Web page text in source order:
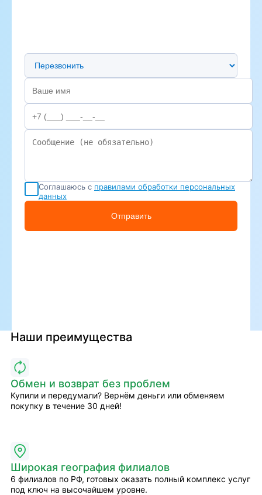
Предпочтительный способ связи
Соглашаюсь с правилами обработки персональных
данных
Отправить
Наши преимущества
Обмен и возврат без проблем
Купили и передумали? Вернём деньги или обменяем
покупку в течение 30 дней!
Широкая география филиалов
6 филиалов по РФ, готовых оказать полный комплекс услуг
под ключ на высочайшем уровне.